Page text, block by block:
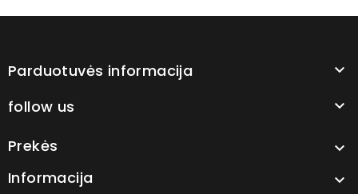
Parduotuvės informacija 
follow us 
Prekės 
Informacija 